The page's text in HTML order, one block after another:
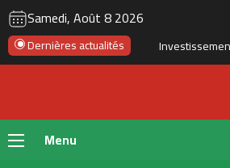
Samedi, Août 8 2026
Dernières actualités
Menu